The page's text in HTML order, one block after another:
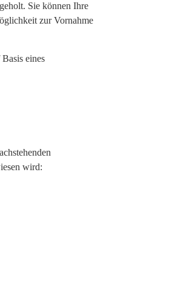
Sie können Ihre
zur Vornahme
eines
wird: